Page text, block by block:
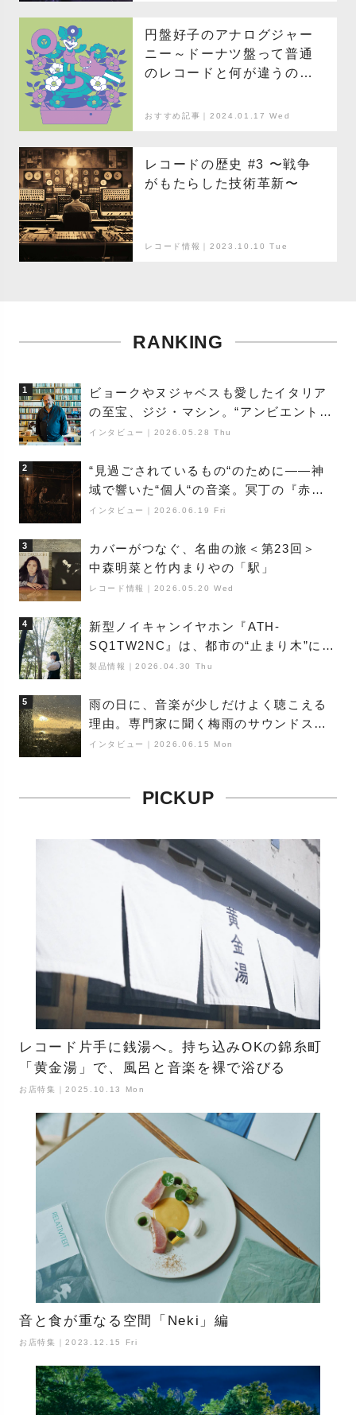
円盤好子のアナログジャー
ニー～ドーナツ盤って普通
のレコードと何が違うの？
おすすめ記事｜2024.01.17 Wed
レコードの歴史 #3 〜戦争
がもたらした技術革新〜
レコード情報｜2023.10.10 Tue
RANKING
1
ビョークやヌジャベスも愛したイタリア
の至宝、ジジ・マシン。“アンビエントの
巨匠”が明かす創作の原点と、「動き」に
インタビュー 2026.05.28 Thu
2
“見過ごされているもの“のために――神
域で響いた“個人“の音楽。冥丁の『赤城
夜神楽』をレポート
インタビュー 2026.06.19 Fri
3
カバーがつなぐ、名曲の旅＜第23回＞
中森明菜と竹内まりやの「駅」
レコード情報 2026.05.20 Wed
4
新型ノイキャンイヤホン『ATH-
SQ1TW2NC』は、都市の“止まり木”にな
り得るーシンガーソングライター浮
製品情報 ｜2026.04.30 Thu
5
雨の日に、音楽が少しだけよく聴こえる
理由。専門家に聞く梅雨のサウンドス
ケープ
インタビュー 2026.06.15 Mon
PICKUP
レコード片手に銭湯へ。持ち込みOKの錦糸町
「黄金湯」で、風呂と音楽を裸で浴びる
お店特集｜2025.10.13 Mon
音と食が重なる空間「Neki」編
お店特集｜2023.12.15 Fri